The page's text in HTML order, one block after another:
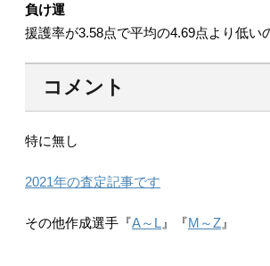
負け運
援護率が3.58点で平均の4.69点より低
コメント
特に無し
2021年の査定記事です
その他作成選手『A～L 』『M～Z 』